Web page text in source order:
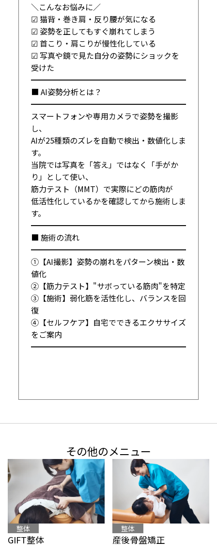
＼こんなお悩みに／
☑ 猫背・巻き肩・反り腰が気になる
☑ 姿勢を正してもすぐ崩れてしまう
☑ 首こり・肩こりが慢性化している
☑ 写真や鏡で見た自分の姿勢にショックを
受けた
━━━━━━━━━━━━━━━━━━━━
■ AI姿勢分析とは？
━━━━━━━━━━━━━━━━━━━━
スマートフォンや専用カメラで姿勢を撮影
し、
AIが25種類のズレを自動で検出・数値化しま
す。
当院では写真を「答え」ではなく「手がか
り」として使い、
筋力テスト（MMT）で実際にどの筋肉が
低活性化しているかを確認してから施術しま
す。
━━━━━━━━━━━━━━━━━━━━
■ 施術の流れ
━━━━━━━━━━━━━━━━━━━━
①【AI撮影】姿勢の崩れをパターン検出・数
値化
②【筋力テスト】"サボっている筋肉"を特定
③【施術】弱化筋を活性化し、バランスを回
復
④【セルフケア】自宅でできるエクササイズ
をご案内
━━━━━━━━━━━━━━━━━━━━
その他のメニュー
整体
GIFT整体
整体
産後骨盤矯正